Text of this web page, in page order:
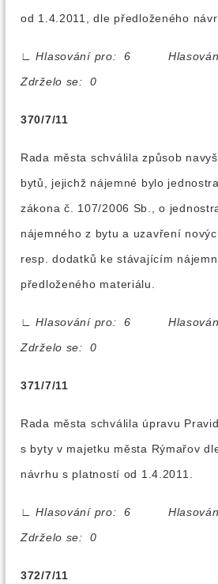
od 1.4.2011, dle předloženého
∟
Hlasování pro: 6
Zdrželo se: 0
370/7/11
Rada města schválila způsob
bytů, jejichž nájemné bylo
zákona č. 107/2006 Sb., o
nájemného z bytu a uzavření
resp. dodatků ke stávajícím
předloženého materiálu.
∟
Hlasování pro: 6
Zdrželo se: 0
371/7/11
Rada města schválila úpravu
s byty v majetku města Rýmařov
návrhu s platností od 1.4.2011.
∟
Hlasování pro: 6
Zdrželo se: 0
372/7/11